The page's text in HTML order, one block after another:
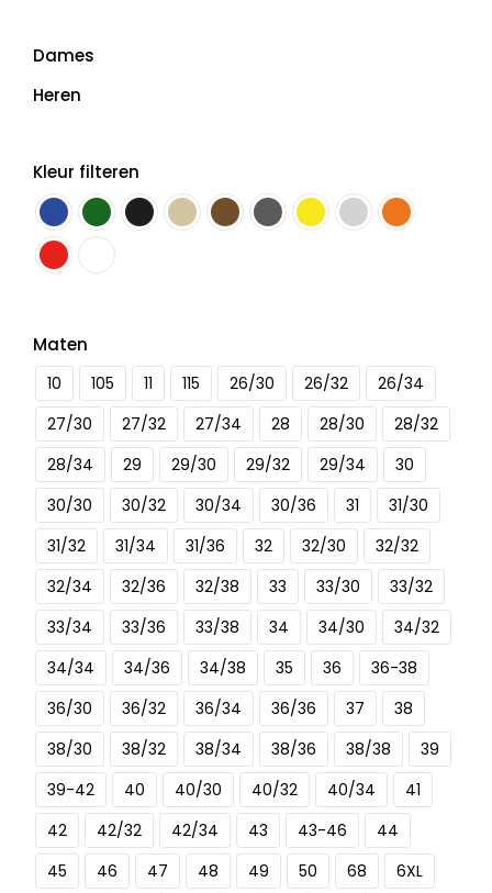
Dames
Heren
Kleur filteren
Maten
10 105 11 115 26/30 26/32
26/34
27/30
27/32 27/34 28 28/30
28/32
28/34
29 29/30 29/32 29/34
30
30/30
30/32 30/34 30/36 31
31/30
31/32
31/34 31/36 32 32/30
32/32
32/34
32/36 32/38 33 33/30
33/32
33/34
33/36 33/38 34 34/30
34/32
34/34
34/36 34/38 35 36
36-38
36/30
36/32 36/34 36/36 37
38
38/30
38/32 38/34 38/36 38/38
39
39-42
40 40/30 40/32 40/34
41
42
42/32 42/34 43 43-46
44
45
46 47 48 49 50 68
6XL